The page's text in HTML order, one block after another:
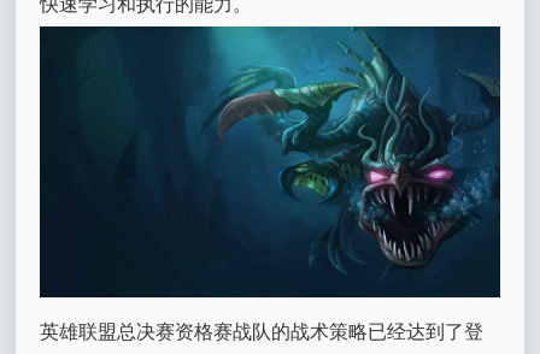
快速学习和执行的能力。
英雄联盟总决赛资格赛战队的战术策略已经达到了登